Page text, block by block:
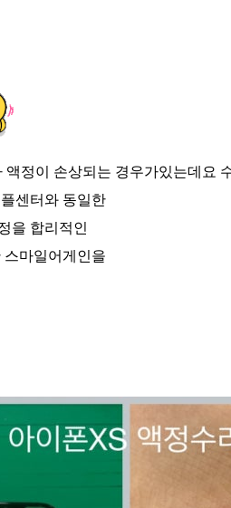
정이 손상되는 경우가있는데요
센터와 동일한
을 합리적인
스마일어게인을